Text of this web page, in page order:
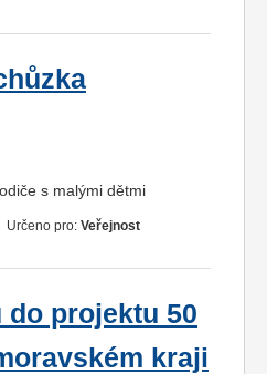
s malými dětmi
Určeno pro: Veřejnost
projektu 50
kraji